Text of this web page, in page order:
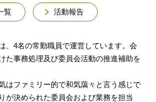
覧 活動報告
、4名の常勤職員で運営しています。会
た事務処理及び委員会活動の推進補助を
はファミリー的で和気藹々と言う感じで
が決められた委員会および業務を担当